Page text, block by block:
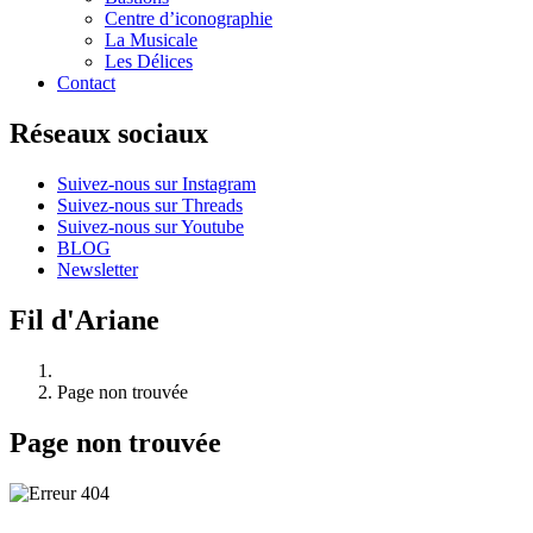
Centre d’iconographie
La Musicale
Les Délices
Contact
Réseaux sociaux
Suivez-nous sur Instagram
Suivez-nous sur Threads
Suivez-nous sur Youtube
BLOG
Newsletter
Fil d'Ariane
Page non trouvée
Page non trouvée